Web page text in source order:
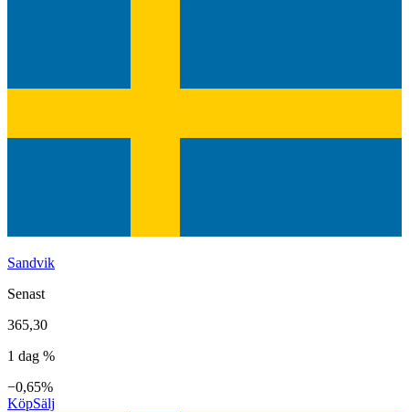
Sandvik
Senast
365,30
1 dag %
−0,65%
KöpSälj